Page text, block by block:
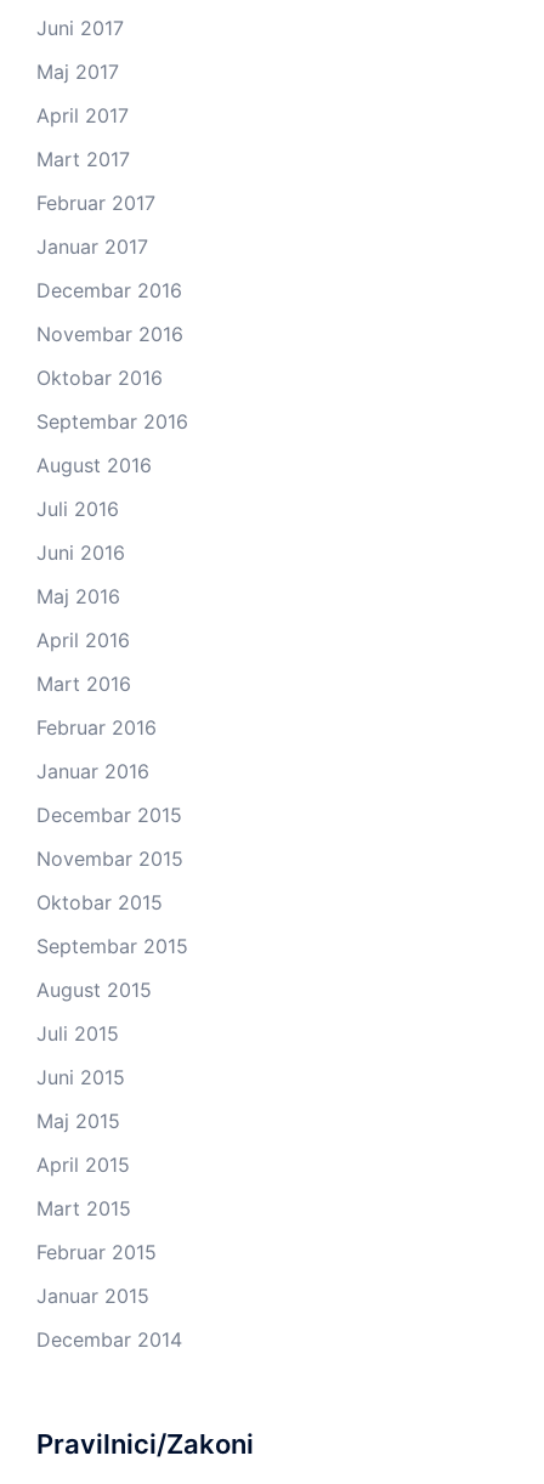
Juni 2017
Maj 2017
April 2017
Mart 2017
Februar 2017
Januar 2017
Decembar 2016
Novembar 2016
Oktobar 2016
Septembar 2016
August 2016
Juli 2016
Juni 2016
Maj 2016
April 2016
Mart 2016
Februar 2016
Januar 2016
Decembar 2015
Novembar 2015
Oktobar 2015
Septembar 2015
August 2015
Juli 2015
Juni 2015
Maj 2015
April 2015
Mart 2015
Februar 2015
Januar 2015
Decembar 2014
Pravilnici/Zakoni